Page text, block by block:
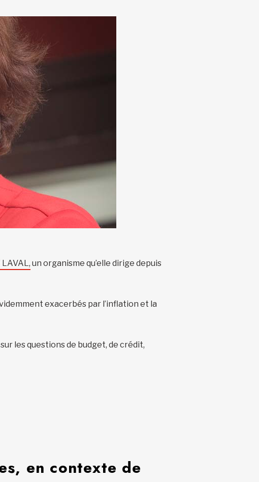
LAVAL, un organisme qu’elle dirige depuis
exacerbés par l’inflation et la
les questions de budget, de crédit,
en contexte de